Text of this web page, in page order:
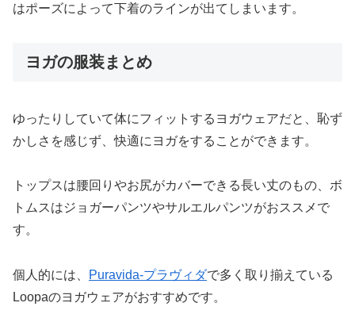
はポーズによって下着のラインが出てしまいます。
ヨガの服装まとめ
ゆったりしていて体にフィットするヨガウェアだと、恥ず
かしさを感じず、快適にヨガをすることができます。
トップスは腰回りやお尻がカバーできる長い丈のもの、ボ
トムスはジョガーパンツやサルエルパンツがおススメで
す。
個人的には、 Puravida-プラヴィダで多く取り揃えている
Loopaのヨガウェアがおすすめです。